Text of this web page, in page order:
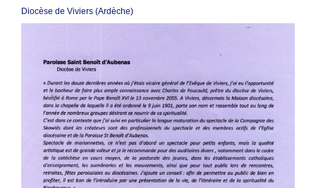
Diocèse de Viviers (Ardèche)